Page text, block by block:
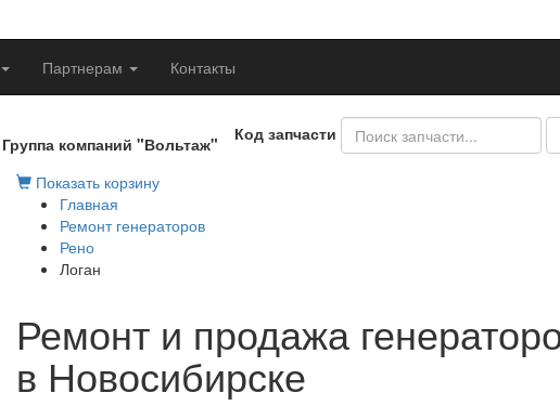
Партнерам Контакты
Группа компаний "Вольтаж"
Код запчасти
Показать корзину
Главная
Ремонт генераторов
Рено
Логан
Ремонт и продажа
в Новосибирске